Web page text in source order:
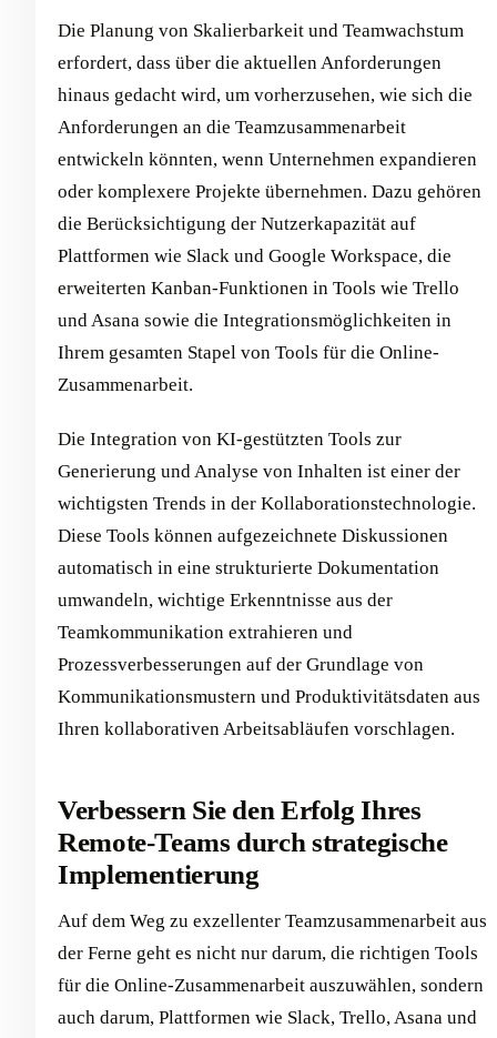
Die Planung von Skalierbarkeit und Teamwachstum
erfordert, dass über die aktuellen Anforderungen
hinaus gedacht wird, um vorherzusehen, wie sich die
Anforderungen an die Teamzusammenarbeit
entwickeln könnten, wenn Unternehmen expandieren
oder komplexere Projekte übernehmen. Dazu gehören
die Berücksichtigung der Nutzerkapazität auf
Plattformen wie Slack und Google Workspace, die
erweiterten Kanban-Funktionen in Tools wie Trello
und Asana sowie die Integrationsmöglichkeiten in
Ihrem gesamten Stapel von Tools für die Online-
Zusammenarbeit.
Die Integration von KI-gestützten Tools zur
Generierung und Analyse von Inhalten ist einer der
wichtigsten Trends in der Kollaborationstechnologie.
Diese Tools können aufgezeichnete Diskussionen
automatisch in eine strukturierte Dokumentation
umwandeln, wichtige Erkenntnisse aus der
Teamkommunikation extrahieren und
Prozessverbesserungen auf der Grundlage von
Kommunikationsmustern und Produktivitätsdaten aus
Ihren kollaborativen Arbeitsabläufen vorschlagen.
Verbessern Sie den Erfolg Ihres
Remote-Teams durch strategische
Implementierung
Auf dem Weg zu exzellenter Teamzusammenarbeit aus
der Ferne geht es nicht nur darum, die richtigen Tools
für die Online-Zusammenarbeit auszuwählen, sondern
auch darum, Plattformen wie Slack, Trello, Asana und